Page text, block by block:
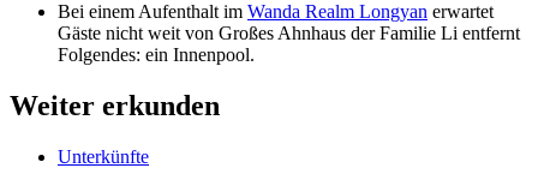
Bei einem Aufenthalt im Wanda Realm Longyan erwartet
Gäste nicht weit von Großes Ahnhaus der Familie Li entfernt
Folgendes: ein Innenpool.
Weiter erkunden
Unterkünfte